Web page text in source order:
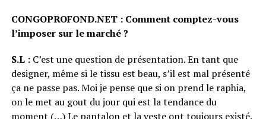
CONGOPROFOND.NET : Comment comptez-vous
l’imposer sur le marché ?
S.L : C’est une question de présentation. En tant que
designer, même si le tissu est beau, s’il est mal présenté
ça ne passe pas. Moi je pense que si on prend le raphia,
on le met au gout du jour qui est la tendance du
moment (…) Le pantalon et la veste ont toujours existé.